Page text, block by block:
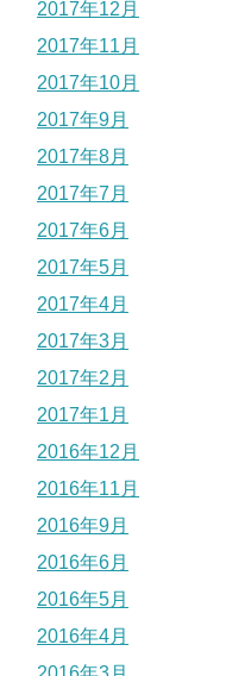
2017年12月
2017年11月
2017年10月
2017年9月
2017年8月
2017年7月
2017年6月
2017年5月
2017年4月
2017年3月
2017年2月
2017年1月
2016年12月
2016年11月
2016年9月
2016年6月
2016年5月
2016年4月